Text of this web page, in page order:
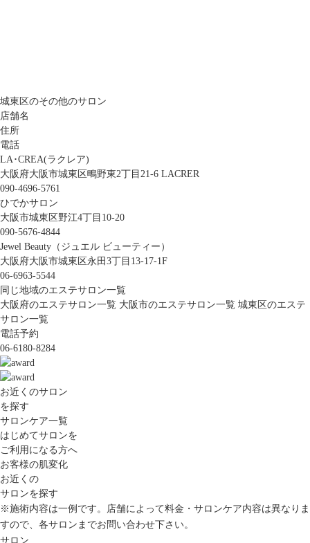
城東区のその他のサロン
店舗名
住所
電話
LA･CREA(ラクレア)
大阪府大阪市城東区鴫野東2丁目21-6 LACRER
090-4696-5761
ひでかサロン
大阪市城東区野江4丁目10-20
090-5676-4844
Jewel Beauty（ジュエル ビューティー）
大阪府大阪市城東区永田3丁目13-17-1F
06-6963-5544
同じ地域のエステサロン一覧
大阪府のエステサロン一覧 大阪市のエステサロン一覧 城東区のエステ
サロン一覧
電話予約
06-6180-8284
お近くのサロン
を探す
サロンケア一覧
はじめてサロンを
ご利用になる方へ
お客様の肌変化
お近くの
サロンを探す
※施術内容は一例です。店舗によって料金・サロンケア内容は異なりま
すので、各サロンまでお問い合わせ下さい。
サロン